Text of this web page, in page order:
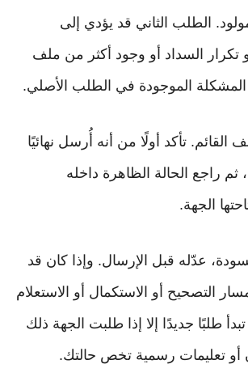
الطلب الثاني قد يؤدي إلى
أو تكرار السداد أو وجود أكثر من ملف
الموجودة في الطلب الأصلي.
القائم. تأكد أولًا من أنه أُرسل نهائيًا
راجع الحالة الظاهرة داخله
الجهة.
عدّله قبل الإرسال. وإذا كان قد
التصحيح أو الاستكمال أو الاستعلام
طلبًا جديدًا إلا إذا طلبت الجهة ذلك
تعليمات رسمية تخص حالتك.